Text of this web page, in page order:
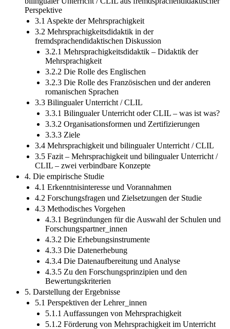
Perspektive
3.1 Aspekte der Mehrsprachigkeit
3.2 Mehrsprachigkeitsdidaktik in der
fremdsprachendidaktischen Diskussion
3.2.1 Mehrsprachigkeitsdidaktik – Didaktik der
Mehrsprachigkeit
3.2.2 Die Rolle des Englischen
3.2.3 Die Rolle des Französischen und der anderen
romanischen Sprachen
3.3 Bilingualer Unterricht / CLIL
3.3.1 Bilingualer Unterricht oder CLIL – was ist was?
3.3.2 Organisationsformen und Zertifizierungen
3.3.3 Ziele
3.4 Mehrsprachigkeit und bilingualer Unterricht / CLIL
3.5 Fazit – Mehrsprachigkeit und bilingualer Unterricht /
CLIL – zwei verbindbare Konzepte
4. Die empirische Studie
4.1 Erkenntnisinteresse und Vorannahmen
4.2 Forschungsfragen und Zielsetzungen der Studie
4.3 Methodisches Vorgehen
4.3.1 Begründungen für die Auswahl der Schulen und
Forschungspartner_innen
4.3.2 Die Erhebungsinstrumente
4.3.3 Die Datenerhebung
4.3.4 Die Datenaufbereitung und Analyse
4.3.5 Zu den Forschungsprinzipien und den
Bewertungskriterien
5. Darstellung der Ergebnisse
5.1 Perspektiven der Lehrer_innen
5.1.1 Auffassungen von Mehrsprachigkeit
5.1.2 Förderung von Mehrsprachigkeit im Unterricht